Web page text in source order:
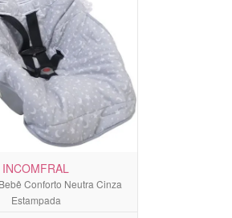
INCOMFRAL
Conforto Neutra Cinza
Estampada